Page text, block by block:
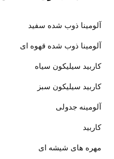
آلومینا ذوب شده سفید
آلومینا ذوب شده قهوه ای
کاربید سیلیکون سیاه
کاربید سیلیکون سبز
آلومینه جدولی
کاربید
مهره های شیشه ای